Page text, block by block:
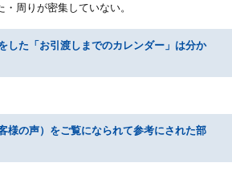
周りが密集していない。
した「お引渡しまでのカレンダー」は分か
様の声）をご覧になられて参考にされた部